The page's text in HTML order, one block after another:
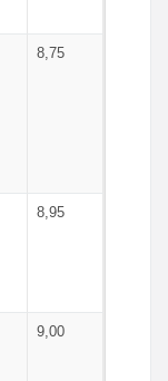
8,75
8,95
9,00